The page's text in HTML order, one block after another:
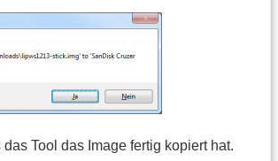
das Tool das Image fertig kopiert hat.